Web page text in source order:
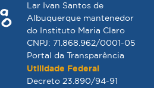
Lar Ivan Santos de
Albuquerque mantenedor
do Instituto Maria Claro
CNPJ: 71.868.962/0001-05
Portal da Transparência
Utilidade Federal
Decreto 23.890/94-91